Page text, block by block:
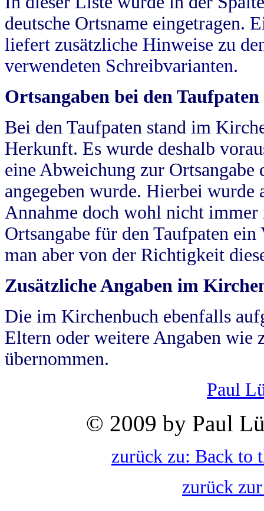
deutsche Ortsname eingetragen.
liefert zusätzliche Hinweise zu
verwendeten Schreibvarianten.
Ortsangaben bei den Taufpaten
Bei den Taufpaten stand im
Herkunft. Es wurde deshalb
eine Abweichung zur
angegeben wurde. Hierbei wurde
Annahme doch wohl nicht
Ortsangabe für den Taufpaten
man aber von der Richtigkeit
Zusätzliche Angaben im
Die im Kirchenbuch ebenfalls
Eltern oder weitere Angaben wie
übernommen.
Paul
© 2009 by Paul
zurück zu: Back to
zurück